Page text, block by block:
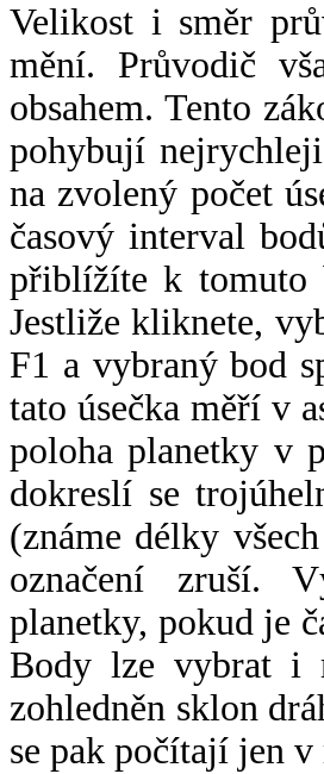
Velikost i směr
mění. Průvodič
obsahem. Tento
pohybují
na zvolený počet
časový interval
přiblížíte k tomuto
Jestliže kliknete,
F1 a vybraný bod
tato úsečka měří v
poloha planetky v
dokreslí se
(známe délky
označení zruší.
planetky, pokud je
Body lze vybrat i
zohledněn sklon
se pak počítají jen